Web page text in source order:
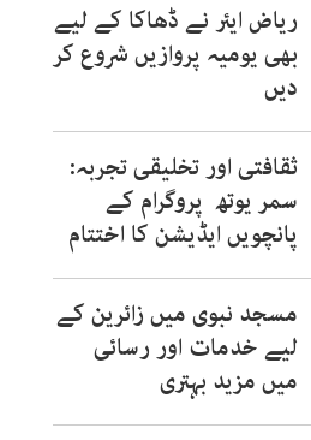
ریاض ایئر نے ڈھاکا کے لیے
بھی یومیہ پروازیں شروع کر
دیں
ثقافتی اور تخلیقی تجربہ:
سمر یوتھ پروگرام کے
پانچویں ایڈیشن کا اختتام
مسجد نبوی میں زائرین کے
لیے خدمات اور رسائی
میں مزید بہتری